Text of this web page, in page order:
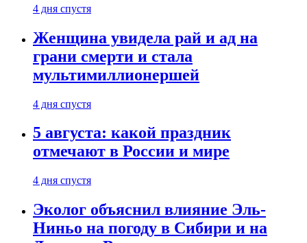
4 дня спустя
Женщина увидела рай и ад на
грани смерти и стала
мультимиллионершей
4 дня спустя
5 августа: какой праздник
отмечают в России и мире
4 дня спустя
Эколог объяснил влияние Эль-
Ниньо на погоду в Сибири и на